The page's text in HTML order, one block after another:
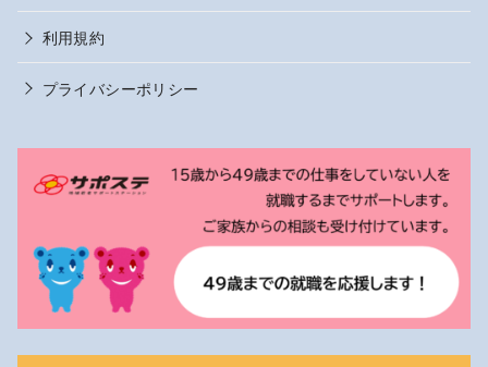
利用規約
プライバシーポリシー